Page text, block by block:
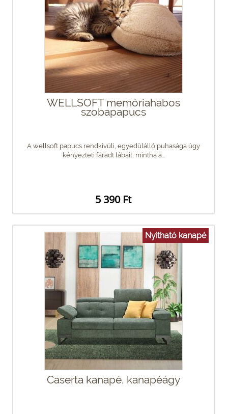
WELLSOFT memóriahabos
szobapapucs
A wellsoft papucs rendkívüli, egyedülálló puhasága úgy
kényezteti fáradt lábait, mintha a...
5 390 Ft
Nyitható kanapé
Caserta kanapé, kanapéágy